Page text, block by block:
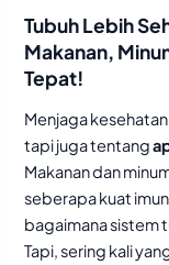
Tubuh Lebih
Makanan,
Tepat!
Menjaga
tapi juga tentang
Makanan dan
seberapa kuat
bagaimana sistem
Tapi, sering kali